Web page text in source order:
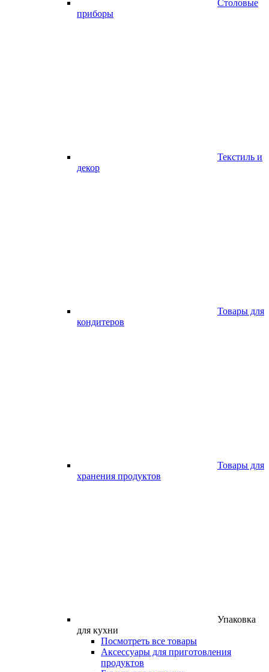
Столовые
приборы
Текстиль и
декор
Товары для
кондитеров
Товары для
хранения продуктов
Упаковка
для кухни
Посмотреть все товары
Аксессуары для приготовления
продуктов